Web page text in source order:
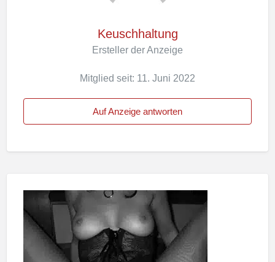
Keuschhaltung
Ersteller der Anzeige
Mitglied seit: 11. Juni 2022
Auf Anzeige antworten